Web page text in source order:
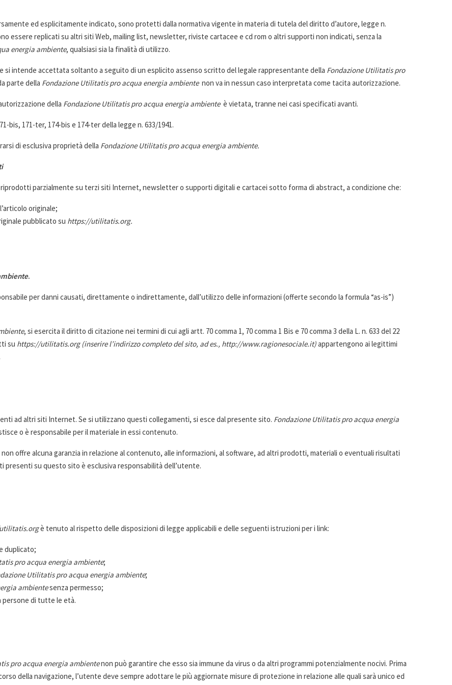
ed esplicitamente indicato, sono protetti dalla normativa vigente in materia di tutela del diritto d’autore, legge n.
essere replicati su altri siti Web, mailing list, newsletter, riviste cartacee e cd rom o altri supporti non indicati, senza la
energia ambiente, qualsiasi sia la finalità di utilizzo.
si intende accettata soltanto a seguito di un esplicito assenso scritto del legale rappresentante della Fondazione Utilitatis pro
parte della Fondazione Utilitatis pro acqua energia ambiente non va in nessun caso interpretata come tacita autorizzazione.
della Fondazione Utilitatis pro acqua energia ambienteè vietata, tranne nei casi specificati avanti.
bis, 171-ter, 174-bis e 174-ter della legge n. 633/1941.
di esclusiva proprietà della Fondazione Utilitatis pro acqua energia ambiente.
parzialmente su terzi siti Internet, newsletter o supporti digitali e cartacei sotto forma di abstract, a condizione che:
originale;
pubblicato su https://utilitatis.org.
.
per danni causati, direttamente o indirettamente, dall’utilizzo delle informazioni (offerte secondo la formula “as-is”)
, si esercita il diritto di citazione nei termini di cui agli artt. 70 comma 1, 70 comma 1 Bis e 70 comma 3 della L. n. 633 del 22
su https://utilitatis.org(inserire l’indirizzo completo del sito, ades., http://www.ragionesociale.it)appartengono ai legittimi
ad altri siti Internet. Se si utilizzano questi collegamenti, si esce dal presente sito. Fondazione Utilitatis pro acqua energia
o è responsabile per il materiale in essi contenuto.
offre alcuna garanzia in relazione al contenuto, alle informazioni, al software, ad altri prodotti, materiali o eventuali risultati
su questo sito è esclusiva responsabilità dell’utente.
è tenuto al rispetto delle disposizioni di legge applicabili e delle seguenti istruzioni per i link:
duplicato;
pro acqua energia ambiente;
Utilitatis pro acqua energia ambiente;
ambientesenza permesso;
persone di tutte le età.
pro acqua energia ambientenon può garantire che esso sia immune da virus o da altri programmi potenzialmente nocivi. Prima
della navigazione, l’utente deve sempre adottare le più aggiornate misure di protezione in relazione alle quali sarà unico ed